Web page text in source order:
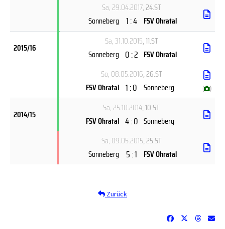
Sa, 29.04.2017, 24.ST
Sonneberg 1 : 4 FSV Ohratal
2015/16
Sa, 31.10.2015, 11.ST
Sonneberg 0 : 2 FSV Ohratal
So, 08.05.2016, 26.ST
FSV Ohratal 1 : 0 Sonneberg ( )
2014/15
Sa, 25.10.2014, 10.ST
FSV Ohratal 4 : 0 Sonneberg
Sa, 09.05.2015, 25.ST
Sonneberg 5 : 1 FSV Ohratal
Zurück